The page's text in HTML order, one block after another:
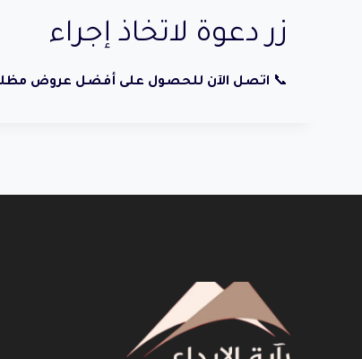
زر دعوة لاتخاذ إجراء
📞 اتصل الآن للحصول على أفضل عروض